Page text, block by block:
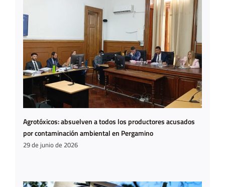
Agrotóxicos: absuelven a todos los productores acusados
por contaminación ambiental en Pergamino
29 de junio de 2026